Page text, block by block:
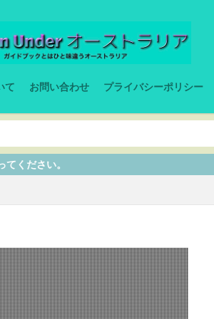
て お問い合わせ プライバシーポリシー